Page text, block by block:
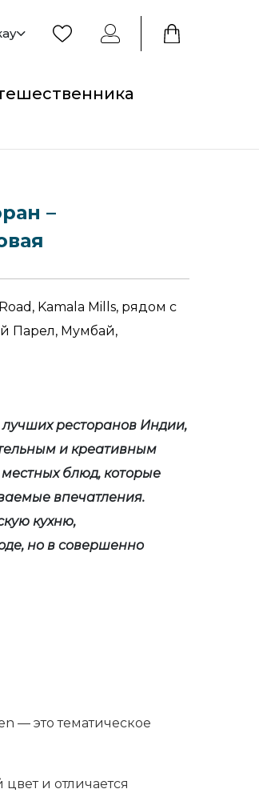
–
Kamala Mills, рядом с
Парел, Мумбай,
ресторанов Индии,
и креативным
блюд, которые
впечатления.
кухню,
но в совершенно
— это тематическое
и отличается